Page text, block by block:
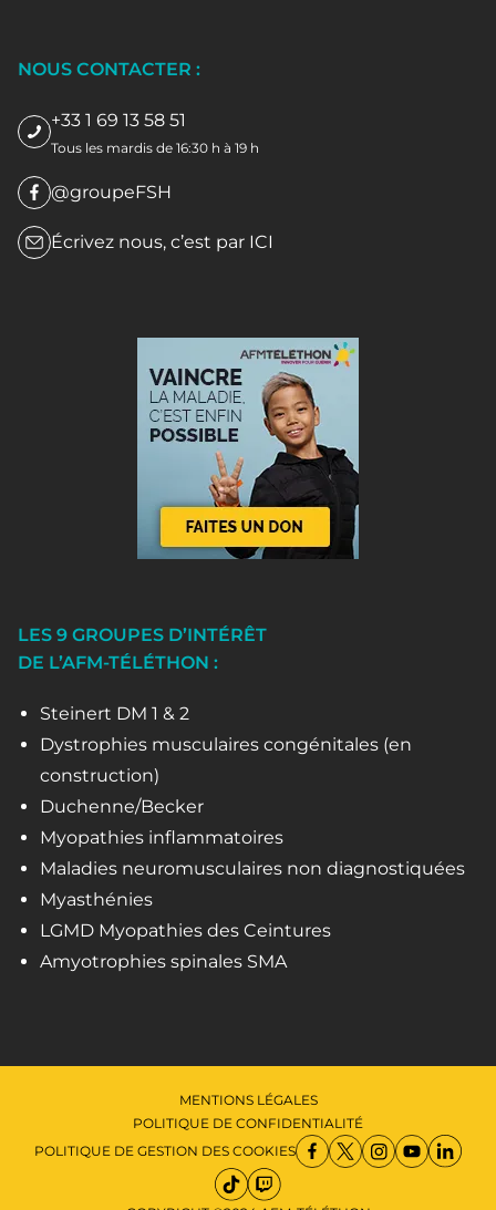
NOUS CONTACTER :
+33 1 69 13 58 51
Tous les mardis de 16:30 h à 19 h
@groupeFSH
Écrivez nous, c’est par ICI
LES 9 GROUPES D’INTÉRÊT
DE L’AFM-TÉLÉTHON :
Steinert DM 1 & 2
Dystrophies musculaires congénitales (en
construction)
Duchenne/Becker
Myopathies inflammatoires
Maladies neuromusculaires non diagnostiquées
Myasthénies
LGMD Myopathies des Ceintures
Amyotrophies spinales SMA
MENTIONS LÉGALES
POLITIQUE DE CONFIDENTIALITÉ
POLITIQUE DE GESTION DES COOKIES